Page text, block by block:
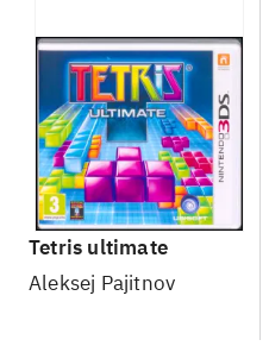
Tetris ultimate
Aleksej Pajitnov